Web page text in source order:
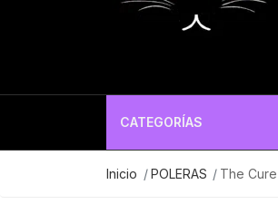
CATEGORÍAS
Inicio POLERAS The Cure